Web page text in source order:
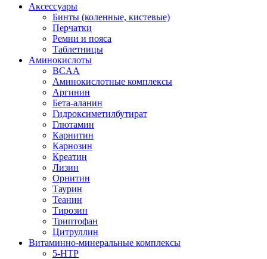
Аксессуары
Бинты (коленные, кистевые)
Перчатки
Ремни и пояса
Таблетницы
Аминокислоты
BCAA
Аминокислотные комплексы
Аргинин
Бета-аланин
Гидроксиметилбутират
Глютамин
Карнитин
Карнозин
Креатин
Лизин
Орнитин
Таурин
Теанин
Тирозин
Триптофан
Цитруллин
Витаминно-минеральные комплексы
5-HTP